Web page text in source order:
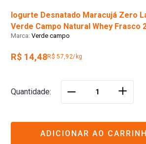
Iogurte Desnatado Maracujá Zero
Verde Campo Natural Whey Frasco
Verde campo
R$ 14,48R$ 57,92/kg
Quantidade ＋
ADICIONAR AO